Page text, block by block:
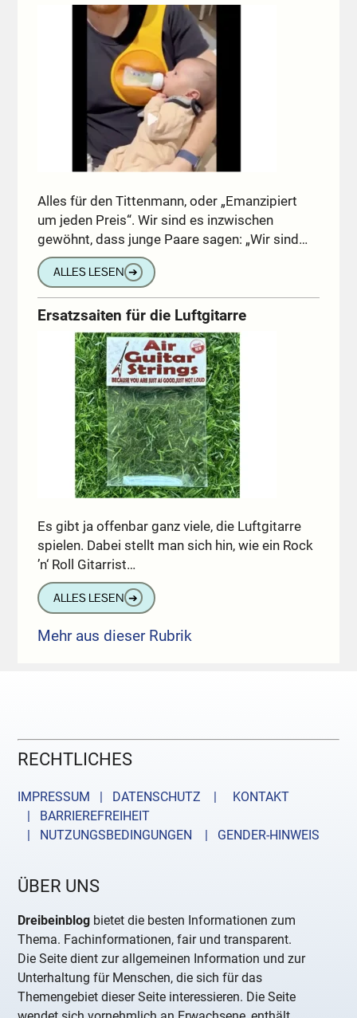
Alles für den Tittenmann, oder „Emanzipiert
um jeden Preis“. Wir sind es inzwischen
gewöhnt, dass junge Paare sagen: „Wir sind…
ALLES LESEN ➔
Ersatzsaiten für die Luftgitarre
Es gibt ja offenbar ganz viele, die Luftgitarre
spielen. Dabei stellt man sich hin, wie ein Rock
’n‘ Roll Gitarrist…
ALLES LESEN ➔
Mehr aus dieser Rubrik
RECHTLICHES
IMPRESSUM | DATENSCHUTZ |
KONTAKT
| BARRIEREFREIHEIT
| NUTZUNGSBEDINGUNGEN
| GENDER-HINWEIS
ÜBER UNS
Dreibeinblog bietet die besten Informationen zum
Thema. Fachinformationen, fair und transparent.
Die Seite dient zur allgemeinen Information und zur
Unterhaltung für Menschen, die sich für das
Themengebiet dieser Seite interessieren. Die Seite